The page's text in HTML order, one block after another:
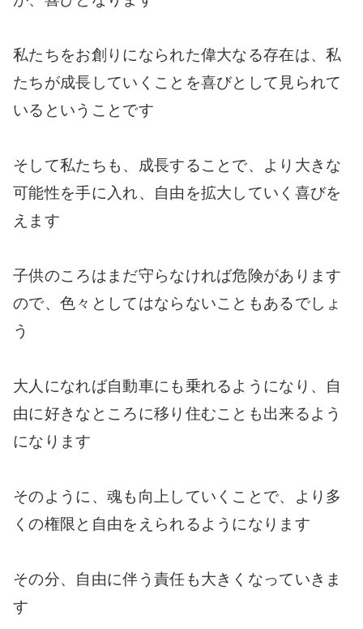
私たちをお創りになられた偉大なる存在は、私
たちが成長していくことを喜びとして見られて
いるということです
そして私たちも、成長することで、より大きな
可能性を手に入れ、自由を拡大していく喜びを
えます
子供のころはまだ守らなければ危険があります
ので、色々としてはならないこともあるでしょ
う
大人になれば自動車にも乗れるようになり、自
由に好きなところに移り住むことも出来るよう
になります
そのように、魂も向上していくことで、より多
くの権限と自由をえられるようになります
その分、自由に伴う責任も大きくなっていきま
す